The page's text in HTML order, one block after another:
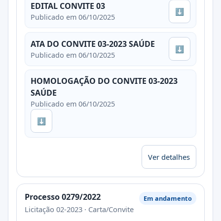
EDITAL CONVITE 03
Publicado em 06/10/2025
⬇
ATA DO CONVITE 03-2023 SAÚDE
Publicado em 06/10/2025
⬇
HOMOLOGAÇÃO DO CONVITE 03-2023
SAÚDE
Publicado em 06/10/2025
⬇
Ver detalhes
Processo 0279/2022
Licitação 02-2023 · Carta/Convite
Em andamento